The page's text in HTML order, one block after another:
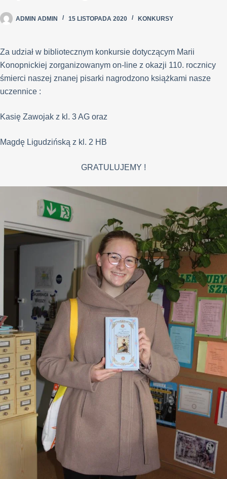
ADMIN ADMIN 15 LISTOPADA 2020 KONKURSY
Za udział w bibliotecznym konkursie dotyczącym Marii
Konopnickiej zorganizowanym on-line z okazji 110. rocznicy
śmierci naszej znanej pisarki nagrodzono książkami nasze
uczennice :
Kasię Zawojak z kl. 3 AG oraz
Magdę Ligudzińską z kl. 2 HB
GRATULUJEMY !